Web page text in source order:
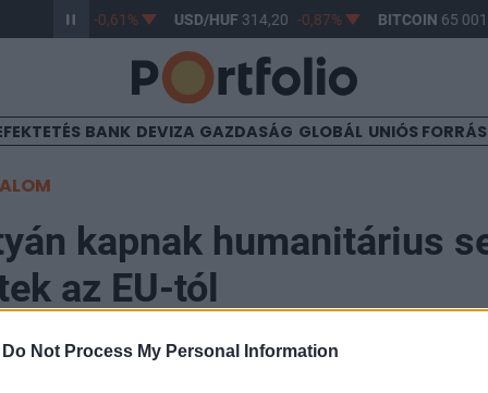
Do Not Process My Personal Information
363,17 -0,61% USD/HUF 314,20 -0,87% BITCOIN65
BANK DEVIZA GAZDASÁG GLOBÁL UNIÓS
kapnak humanitárius
az EU-tól